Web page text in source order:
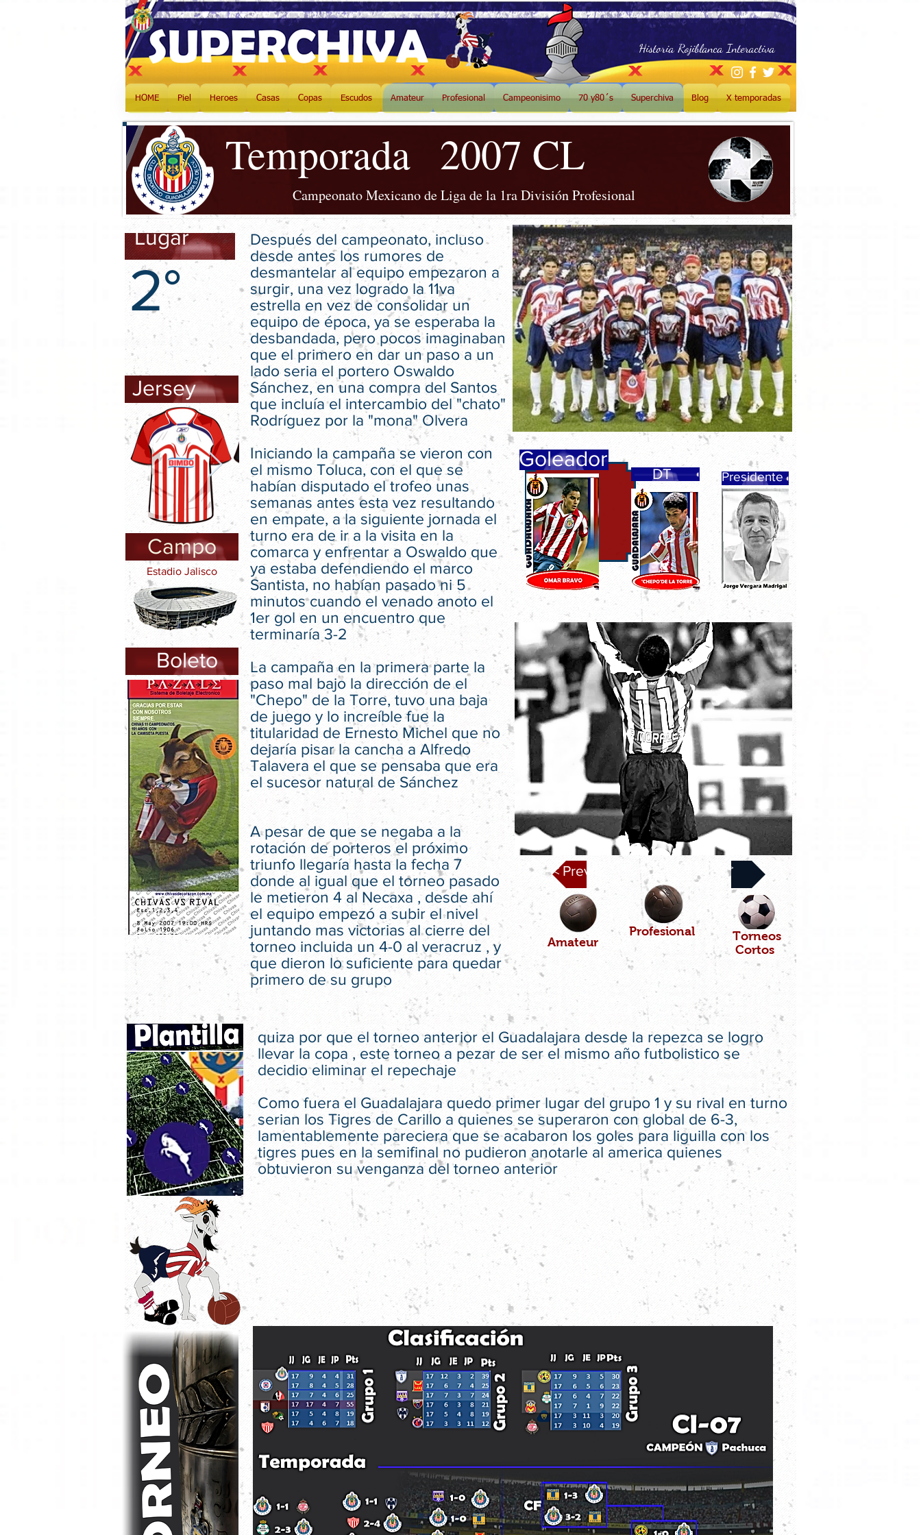
Historia Rojiblanca Interactiva
HOME Piel Heroes Casas Copas Escudos Amateur Profesional Campeonisimo 70 y80´s Superchiva Blog X temporadas
2°
Lugar
Jersey
Estadio Jalisco
Campo
Boleto
Después del campeonato, incluso
desde antes los rumores de
desmantelar al equipo empezaron a
surgir, una vez logrado la 11va
estrella en vez de consolidar un
equipo de época, ya se esperaba la
desbandada, pero pocos imaginaban
que el primero en dar un paso a un
lado seria el portero Oswaldo
Sánchez, en una compra del Santos
que incluía el intercambio del "chato"
Rodríguez por la "mona" Olvera
Iniciando la campaña se vieron con
el mismo Toluca, con el que se
habían disputado el trofeo unas
semanas antes esta vez resultando
en empate, a la siguiente jornada el
turno era de ir a la visita en la
comarca y enfrentar a Oswaldo que
ya estaba defendiendo el marco
Santista, no habían pasado ni 5
minutos cuando el venado anoto el
1er gol en un encuentro que
terminaría 3-2
La campaña en la primera parte la
paso mal bajo la dirección de el
"Chepo" de la Torre, tuvo una baja
de juego y lo increíble fue la
titularidad de Ernesto Michel que no
dejaría pisar la cancha a Alfredo
Talavera el que se pensaba que era
el sucesor natural de Sánchez
A pesar de que se negaba a la
rotación de porteros el próximo
triunfo llegaría hasta la fecha 7
donde al igual que el torneo pasado
le metieron 4 al Necaxa , desde ahí
el equipo empezó a subir el nivel
juntando mas victorias al cierre del
torneo incluida un 4-0 al veracruz , y
que dieron lo suficiente para quedar
primero de su grupo
Presidente
Goleador
DT
< Previa
Amateur
Profesional
Siguiente >
Torneos
Cortos
quiza por que el torneo anterior el Guadalajara desde la repezca se logro
llevar la copa , este torneo a pezar de ser el mismo año futbolistico se
decidio eliminar el repechaje
Como fuera el Guadalajara quedo primer lugar del grupo 1 y su rival en turno
serian los Tigres de Carillo a quienes se superaron con global de 6-3,
lamentablemente pareciera que se acabaron los goles para liguilla con los
tigres pues en la semifinal no pudieron anotarle al america quienes
obtuvieron su venganza del torneo anterior
Temporada 2007 CL
Campeonato Mexicano de Liga de la 1ra División Profesional